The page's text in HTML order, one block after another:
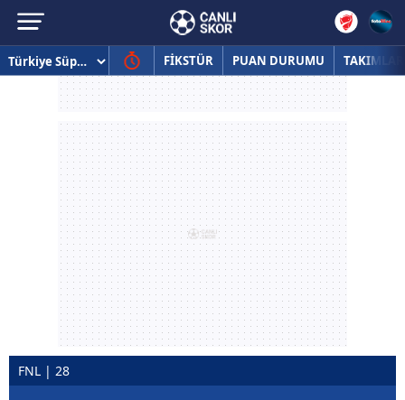
FİKSTÜR PUAN DURUMU TAKIMLAR
FNL | 28